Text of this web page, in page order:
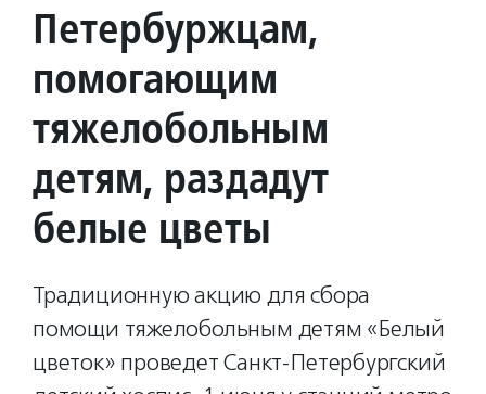
Петербуржцам,
помогающим
тяжелобольным
детям, раздадут
белые цветы
Традиционную акцию для сбора
помощи тяжелобольным детям «Белый
цветок» проведет Санкт-Петербургский